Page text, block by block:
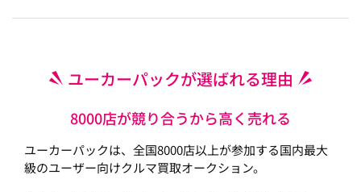
ユーカーパックが選ばれる理由
8000店が競り合うから高く売れる
ユーカーパックは、全国8000店以上が参加する国内最大
級のユーザー向けクルマ買取オークション。